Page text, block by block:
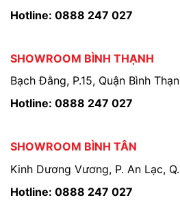
Hotline: 0888 247 027
SHOWROOM BÌNH THẠNH
Bạch Đằng, P.15, Quận Bình
Hotline: 0888 247 027
SHOWROOM BÌNH TÂN
Kinh Dương Vương, P. An Lạc,
Hotline: 0888 247 027